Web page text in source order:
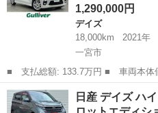
1,290,000円
デイズ
18,000km
2021年
一宮市
■ 支払総額: 133.7万円 ■ 車両本体価格： 1,290,000 円 ■ メーカ
ー名： 日産 ■ 車種名： デイズ
ター Ｘ プロパイロットエディシ
愛知 一宮市 デイズ
日産 デイズ ハ